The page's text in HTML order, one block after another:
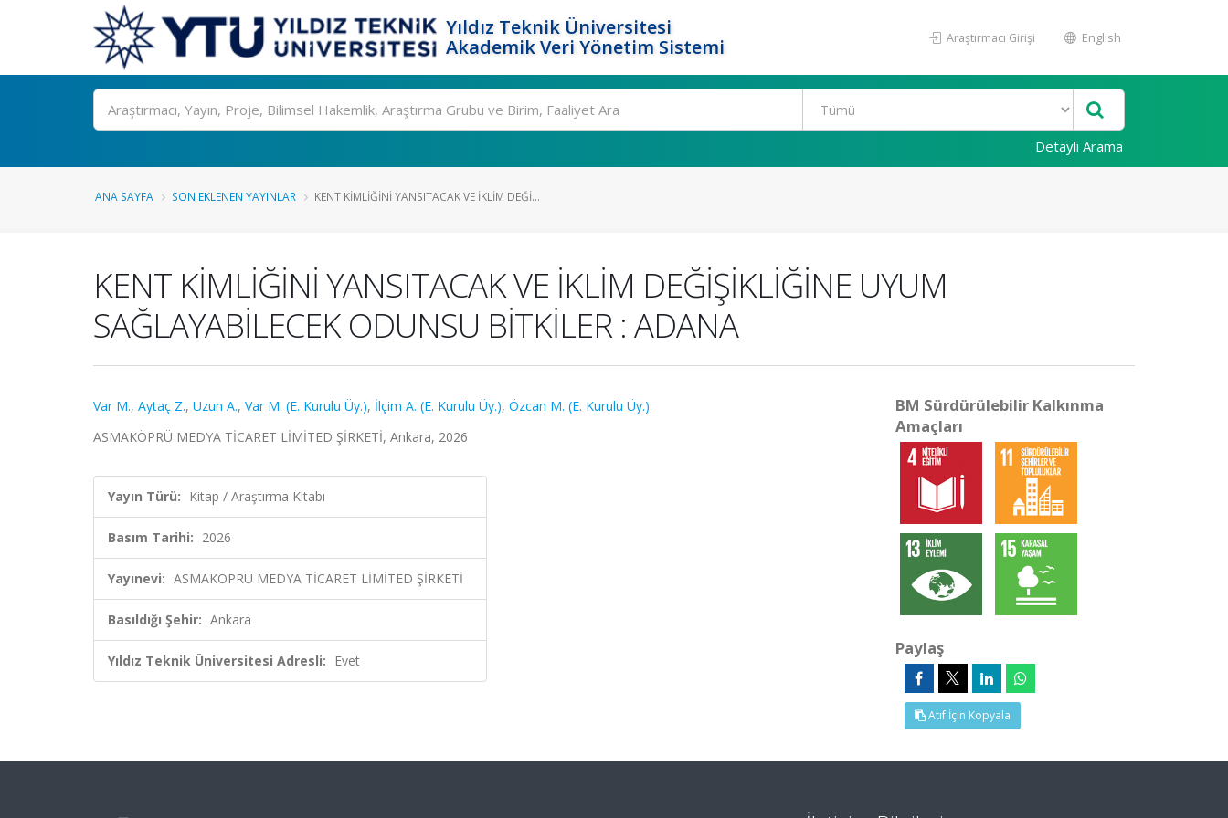
Yıldız Teknik Üniversitesi
Akademik Veri Yönetim Sistemi
Araştırmacı Girişi English
Ara
Detaylı Arama
ANA SAYFA SON EKLENEN YAYINLAR KENT KİMLİĞİNİ YANSITACAK VE İKLİM DEĞİ...
KENT KİMLİĞİNİ YANSITACAK VE İKLİM DEĞİŞİKLİĞİNE UYUM
SAĞLAYABİLECEK ODUNSU BİTKİLER : ADANA
Var M., Aytaç Z., Uzun A., Var M. (E. Kurulu Üy.), İlçim A. (E. Kurulu Üy.), Özcan M. (E. Kurulu Üy.)
ASMAKÖPRÜ MEDYA TİCARET LİMİTED ŞİRKETİ, Ankara, 2026
Yayın Türü: Kitap / Araştırma Kitabı
Basım Tarihi: 2026
Yayınevi: ASMAKÖPRÜ MEDYA TİCARET LİMİTED ŞİRKETİ
Basıldığı Şehir: Ankara
Yıldız Teknik Üniversitesi Adresli: Evet
BM Sürdürülebilir Kalkınma
Amaçları
Paylaş
Atıf İçin Kopyala